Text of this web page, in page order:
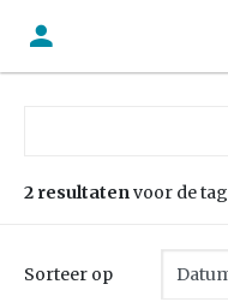
2 resultatenvoor de tag
Sorteer op